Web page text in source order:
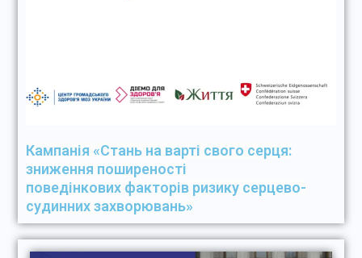
Кампанія «Стань на варті свого серця:
зниження поширеності
поведінкових факторів ризику серцево-
судинних захворювань»